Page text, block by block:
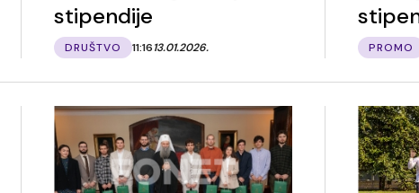
stipendije
DRUŠTVO 11:1613.01.2026. PROMO